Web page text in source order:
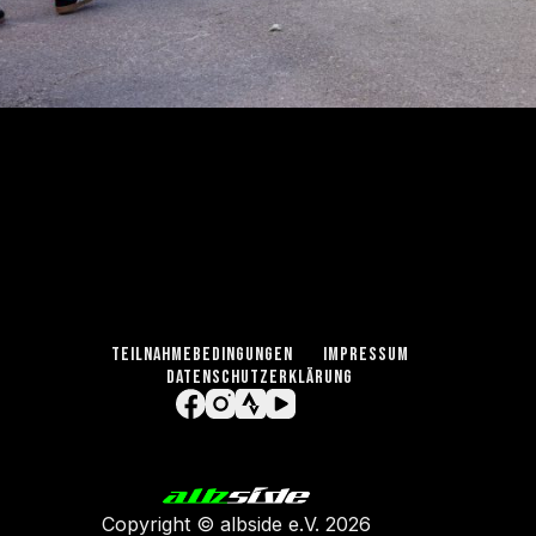
TEILNAHMEBEDINGUNGEN
IMPRESSUM
DATENSCHUTZERKLÄRUNG
Copyright © albside e.V. 2026